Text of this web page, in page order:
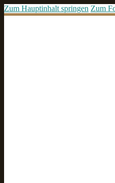
Zum Hauptinhalt springen Zum